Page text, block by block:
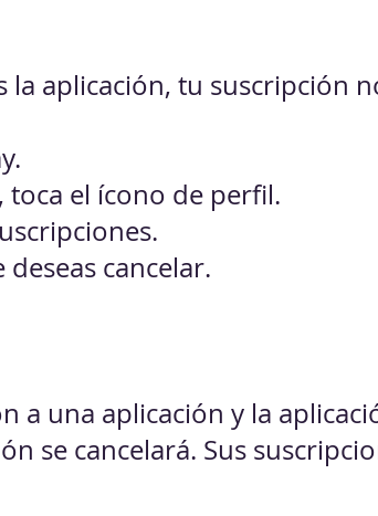
aplicación, tu suscripción
toca el ícono de perfil.
cancelar.
a una aplicación y la
se cancelará. Sus